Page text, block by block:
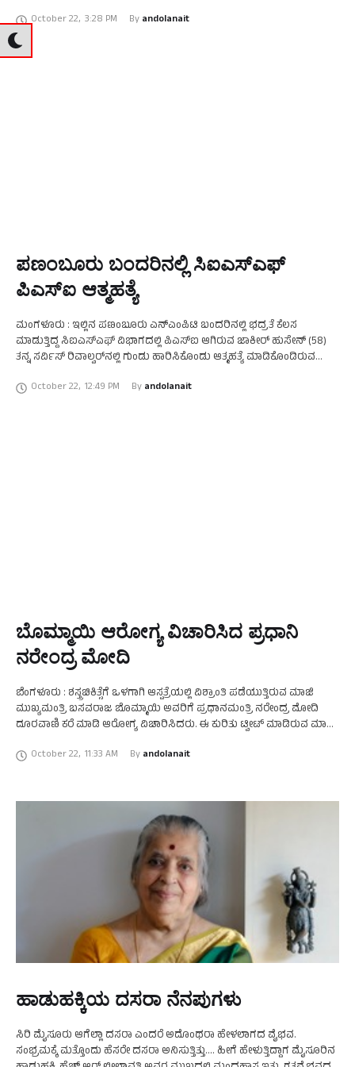
… October 22, 3:28 PM By andolanait
ಪಣಂಬೂರು ಬಂದರಿನಲ್ಲಿ ಸಿಐಎಸ್‌ಎಫ್‌
ಪಿಎಸ್‌ಐ ಆತ್ಮಹತ್ಯೆ
ಮಂಗಳೂರು : ಇಲ್ಲಿನ ಪಣಂಬೂರು ಎನ್‌ಎಂಪಿಟಿ ಬಂದರಿನಲ್ಲಿ ಭದ್ರತೆ ಕೆಲಸ
ಮಾಡುತ್ತಿದ್ದ ಸಿಐಎಸ್‌ಎಫ್‌ ವಿಭಾಗದಲ್ಲಿ ಪಿಎಸ್‌ಐ ಆಗಿರುವ ಜಾಕೀರ್‌ ಹುಸೇನ್‌ (58)
ತನ್ನ ಸರ್ವಿಸ್‌ ರಿವಾಲ್ವರ್‌ನಲ್ಲಿ ಗುಂಡು ಹಾರಿಸಿಕೊಂಡು ಆತ್ಮಹತ್ಯೆ ಮಾಡಿಕೊಂಡಿರುವ
October 22, 12:49 PM By andolanait
ಬೊಮ್ಮಾಯಿ ಆರೋಗ್ಯ ವಿಚಾರಿಸಿದ ಪ್ರಧಾನಿ
ನರೇಂದ್ರ ಮೋದಿ
ಬೆಂಗಳೂರು : ಶಸ್ತ್ರಚಿಕಿತ್ಸೆಗೆ ಒಳಗಾಗಿ ಆಸ್ಪತ್ರೆಯಲ್ಲಿ ವಿಶ್ರಾಂತಿ ಪಡೆಯುತ್ತಿರುವ ಮಾಜಿ
ಮುಖ್ಯಮಂತ್ರಿ ಬಸವರಾಜ ಬೊಮ್ಮಾಯಿ ಅವರಿಗೆ ಪ್ರಧಾನಮಂತ್ರಿ ನರೇಂದ್ರ ಮೋದಿ
ದೂರವಾಣಿ ಕರೆ ಮಾಡಿ ಆರೋಗ್ಯ ವಿಚಾರಿಸಿದರು. ಈ ಕುರಿತು ಟ್ವೀಟ್ ಮಾಡಿರುವ ಮಾಜಿ
October 22, 11:33 AM By andolanait
ಹಾಡುಹಕ್ಕಿಯ ದಸರಾ ನೆನಪುಗಳು
ಸಿರಿ ಮೈಸೂರು ಆಗೆಲ್ಲಾ ದಸರಾ ಎಂದರೆ ಅದೊಂಥರಾ ಹೇಳಲಾಗದ ವೈಭವ.
ಸಂಭ್ರಮಕ್ಕೆ ಮತ್ತೊಂದು ಹೆಸರೇ ದಸರಾ ಅನಿಸುತ್ತಿತ್ತು.... ಹೀಗೆ ಹೇಳುತ್ತಿದ್ದಾಗ ಮೈಸೂರಿನ